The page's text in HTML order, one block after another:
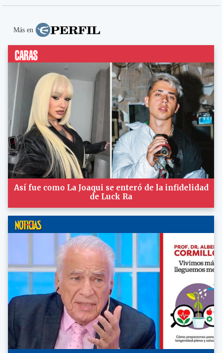
Más en
Así fue como La Joaqui se enteró de la infidelidad
de Luck Ra